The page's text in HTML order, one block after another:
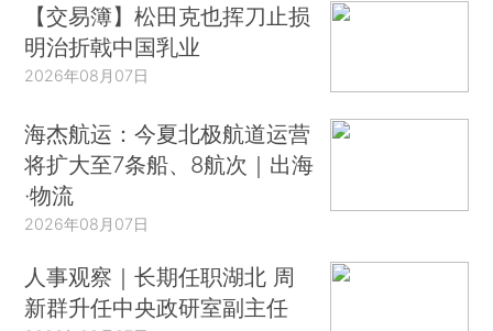
【交易簿】松田克也挥刀止损
明治折戟中国乳业
2026年08月07日
海杰航运：今夏北极航道运营
将扩大至7条船、8航次｜出海
·物流
2026年08月07日
人事观察｜长期任职湖北 周
新群升任中央政研室副主任